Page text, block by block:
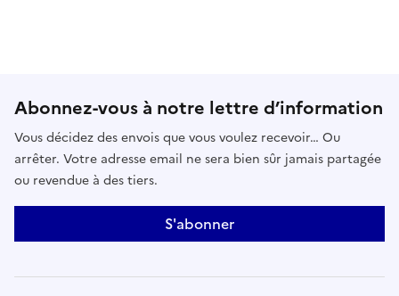
Abonnez-vous à notre lettre d’information
Vous décidez des envois que vous voulez recevoir… Ou
arrêter. Votre adresse email ne sera bien sûr jamais partagée
ou revendue à des tiers.
S'abonner